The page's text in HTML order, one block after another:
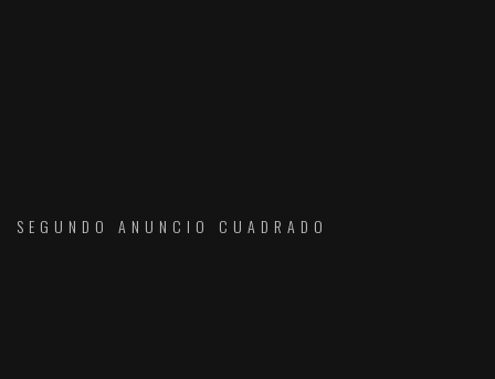
SEGUNDO ANUNCIO CUADRADO